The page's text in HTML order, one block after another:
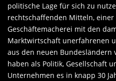
politische Lage für sich zu
rechtschaffenden Mitteln,
Geschäftemacherei mit den
Marktwirtschaft unerfahrenen
aus den neuen
haben als Politik, Gesellschaft
Unternehmen es in knapp 30